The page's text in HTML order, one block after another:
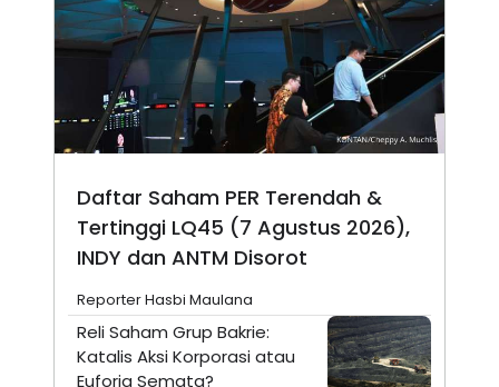
Daftar Saham PER Terendah &
Tertinggi LQ45 (7 Agustus 2026),
INDY dan ANTM Disorot
Reporter Hasbi Maulana
Reli Saham Grup Bakrie:
Katalis Aksi Korporasi atau
Euforia Semata?